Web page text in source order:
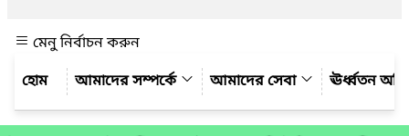
মেনু নির্বাচন করুন
আমাদের সম্পর্কে
আমাদের সেবা ঊর্ধ্বতন